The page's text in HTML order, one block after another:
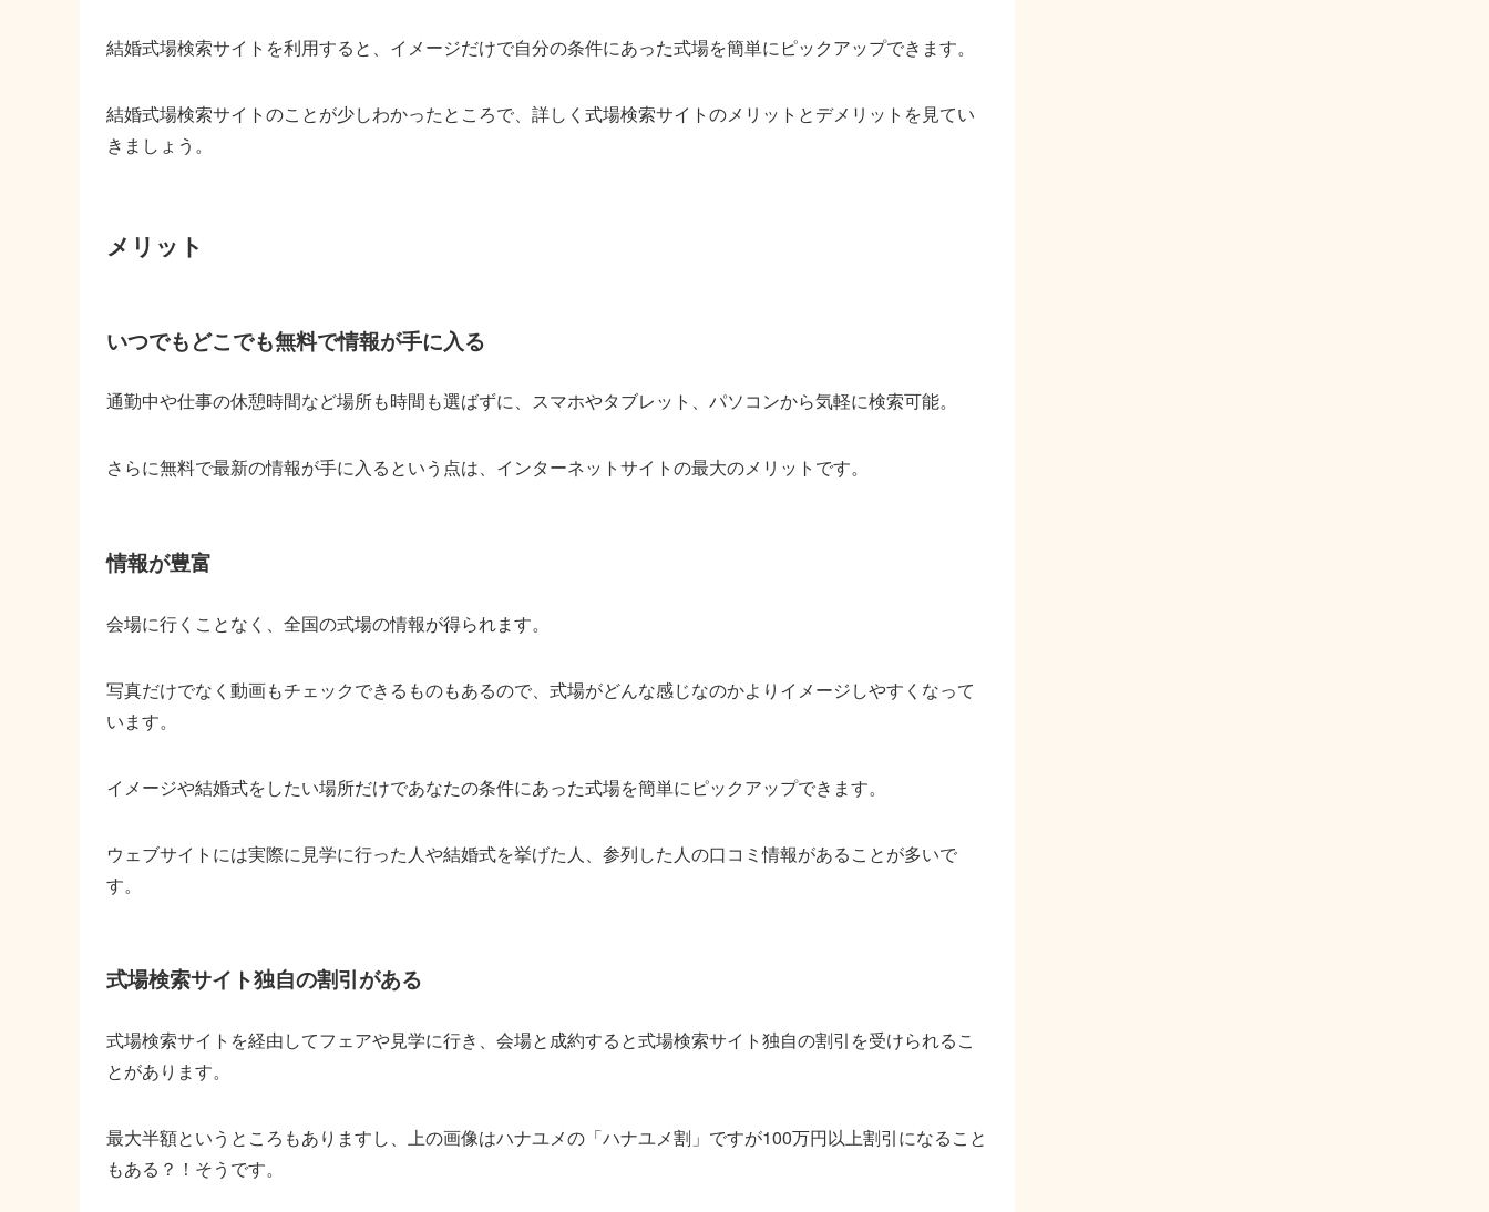
結婚式場検索サイトを利用すると、イメージだけで自分の条件にあった式場を簡単にピックアップできます。
結婚式場検索サイトのことが少しわかったところで、詳しく式場検索サイトのメリットとデメリットを見てい
きましょう。
メリット
いつでもどこでも無料で情報が手に入る
通勤中や仕事の休憩時間など場所も時間も選ばずに、スマホやタブレット、パソコンから気軽に検索可能。
さらに無料で最新の情報が手に入るという点は、インターネットサイトの最大のメリットです。
情報が豊富
会場に行くことなく、全国の式場の情報が得られます。
写真だけでなく動画もチェックできるものもあるので、式場がどんな感じなのかよりイメージしやすくなって
います。
イメージや結婚式をしたい場所だけであなたの条件にあった式場を簡単にピックアップできます。
ウェブサイトには実際に見学に行った人や結婚式を挙げた人、参列した人の口コミ情報があることが多いで
す。
式場検索サイト独自の割引がある
式場検索サイトを経由してフェアや見学に行き、会場と成約すると式場検索サイト独自の割引を受けられるこ
とがあります。
最大半額というところもありますし、上の画像はハナユメの「ハナユメ割」ですが100万円以上割引になること
もある？！そうです。